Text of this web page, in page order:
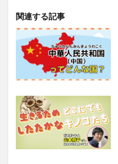
関連する記事